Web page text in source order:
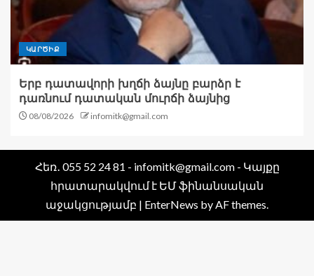
ԿԱՐԾԻՔ
Երբ դատավորի խղճի ձայնը բարձր է
դառնում դատական մուրճի ձայնից
08/08/2026 infomitk@gmail.com
Հեռ․ 055 52 24 81 - infomitk@gmail.com - Կայքը
հրատարակվում է ԵՄ ֆինանսական
աջակցությամբ | EnterNews by AF themes.